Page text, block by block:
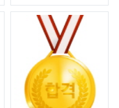
학교 항공운항과